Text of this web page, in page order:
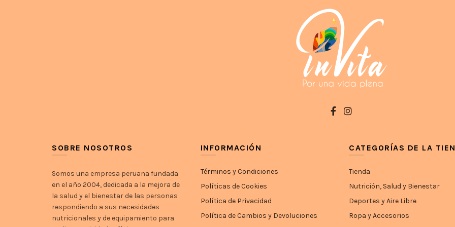
SOBRE NOSOTROS
Somos una empresa peruana fundada
en el año 2004, dedicada a la mejora de
la salud y el bienestar de las personas
respondiendo a sus necesidades
nutricionales y de equipamiento para
INFORMACIÓN
Términos y Condiciones
Políticas de Cookies
Política de Privacidad
Política de Cambios y Devoluciones
CATEGORÍAS DE LA
Tienda
Nutrición, Salud y Bienestar
Deportes y Aire Libre
Ropa y Accesorios